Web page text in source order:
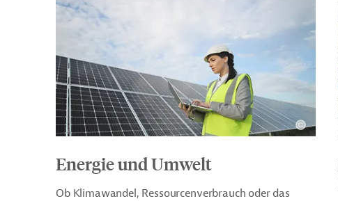
Energie und Umwelt
Ob Klimawandel, Ressourcenverbrauch oder das